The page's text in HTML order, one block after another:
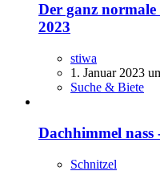
Der ganz
2023
stiwa
1. Januar 2023
Suche & Biete
Dachhimmel nass
Schnitzel